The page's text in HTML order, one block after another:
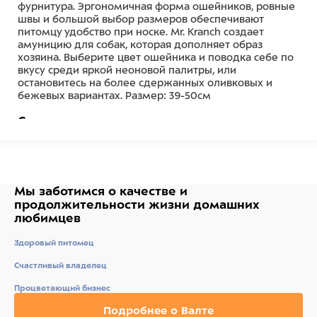
фурнитура. Эргономичная форма ошейников, ровные
швы и большой выбор размеров обеспечивают
питомцу удобство при носке. Mr. Kranch создает
амуницию для собак, которая дополняет образ
хозяина. Выберите цвет ошейника и поводка себе по
вкусу среди яркой неоновой палитры, или
остановитесь на более сдержанных оливковых и
бежевых вариантах. Размер: 39-50см
Состав
Мы заботимся о качестве и
продолжительности жизни домашних
любимцев
Здоровый питомец
Счастливый владелец
Процветающий бизнес
Подробнее о Валте